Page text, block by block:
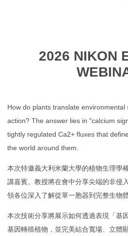
2026 NIKON
How do plants translate environmental
action? The answer lies in "calcium
tightly regulated Ca2+ fluxes that
the world around them.
本次特邀義大利米蘭大學的植物生理學
講嘉賓。教授將在會中分享尖端的非侵
領各位深入了解從單一胞器到完整生物
本次技術分享將展示如何透過表現「基
基因轉殖植物，並完美結合寬場、立體